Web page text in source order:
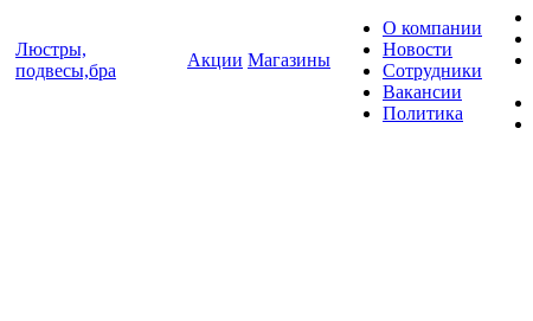
Люстры,
подвесы,бра
Акции Магазины
О компании
Новости
Сотрудники
Вакансии
Политика